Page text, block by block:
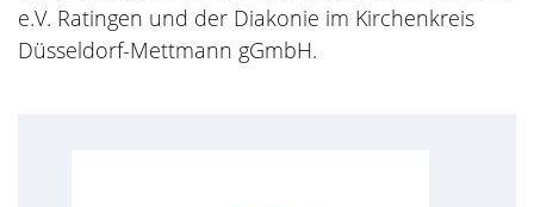
e.V. Ratingen und der Diakonie im Kirchenkreis
Düsseldorf-Mettmann gGmbH.